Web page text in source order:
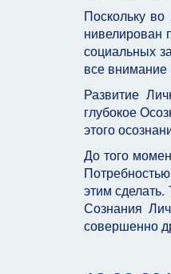
Поскольку
нивелирован
социальных
все внимание
Развитие
глубокое
этого
До того
этим
Сознания
совершенно